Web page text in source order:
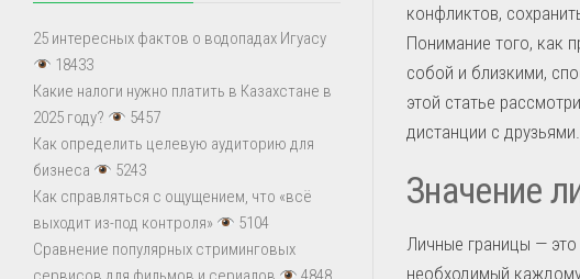
конфликтов,
Понимание того, как
собой и близкими,
этой статье
дистанции с друзьями.
Значение
Личные границы —
необходимый
25 интересных фактов о водопадах Игуасу
18433
Какие налоги нужно платить в Казахстане в
2025 году?
5457
Как определить целевую аудиторию для
бизнеса
5243
Как справляться с ощущением, что «всё
выходит из-под контроля»
5104
Сравнение популярных стриминговых